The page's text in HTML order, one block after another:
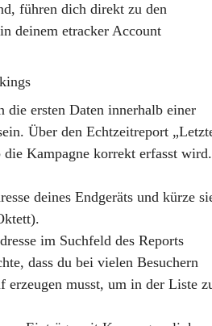
führen dich direkt zu den
deinem etracker Account
die ersten Daten innerhalb einer
Über den Echtzeitreport
Kampagne korrekt erfasst wird.
deines Endgeräts und kürze
im Suchfeld des Reports
dass du bei vielen Besuchern
erzeugen musst, um in der Liste